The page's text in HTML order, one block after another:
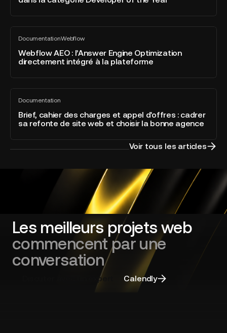
dans
catégorie
Developer
of
the
DocumentationWebflow
Tout
voir
Webflow AEO : l’Answer Engine Optimization
directement intégré à la plateforme
Webflow
AEO
l’Answer
intégré
plateforme
Documentation
Tout
voir
Brief, cahier des charges et appel d'offres : cadrer
sa refonte de site web et choisir la bonne agence
Brief,
cahier
des
charges
site
web
et
choisir
la
Voir tous les articles
Les meilleurs projets web
commencent par une
conversation
Discuter avec un expert Calendly